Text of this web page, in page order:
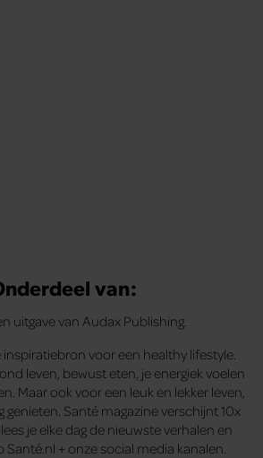
van:
uitgave van Audax Publishing.
voor een healthy lifestyle.
leven, bewust eten, je energiek voelen
Maar ook voor een leuk en lekker leven,
genieten. Santé magazine verschijnt 10x
je elke dag de nieuwste verhalen en
+ onze social media kanalen.